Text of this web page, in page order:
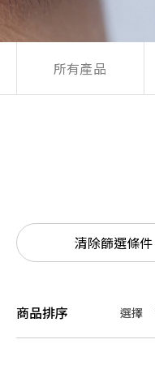
所有產品
清除篩選條件
商品排序 選擇